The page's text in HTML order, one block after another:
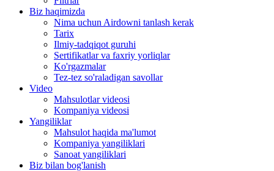
Biz haqimizda
Nima uchun Airdowni tanlash kerak
Tarix
Ilmiy-tadqiqot guruhi
Sertifikatlar va faxriy yorliqlar
Ko'rgazmalar
Tez-tez so'raladigan savollar
Video
Mahsulotlar videosi
Kompaniya videosi
Yangiliklar
Mahsulot haqida ma'lumot
Kompaniya yangiliklari
Sanoat yangiliklari
Biz bilan bog'lanish